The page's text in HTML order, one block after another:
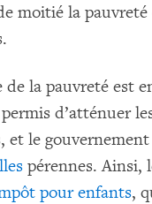
moitié la
la pauvreté est
d’atténuer
le gouvernement
pérennes. Ainsi,
pour enfants,